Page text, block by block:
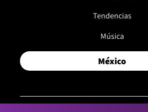
Tendencias
Música
México